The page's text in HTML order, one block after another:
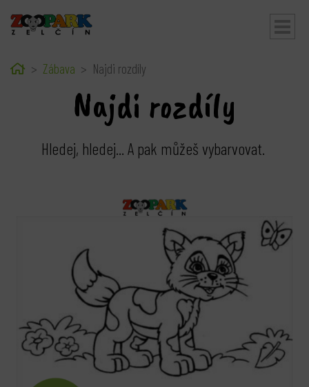
HomeZábava Najdi rozdíly
Najdi rozdíly
Hledej, hledej... A pak můžeš vybarvovat.